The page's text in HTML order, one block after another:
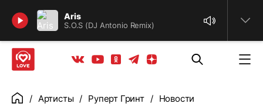
Aris
S.O.S (DJ Antonio Remix)
Найти
Вконтакте
YoutubeОдноклассники
ТелеграмЯндекс дзен
ГлавнаяАртисты Руперт Гринт Новости